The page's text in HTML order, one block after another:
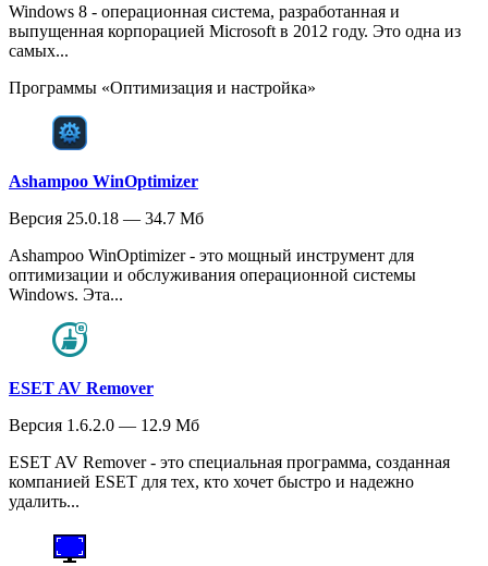
Windows 8 - операционная система, разработанная и
выпущенная корпорацией Microsoft в 2012 году. Это одна из
самых...
Программы «Оптимизация и настройка»
Ashampoo WinOptimizer
Версия 25.0.18 — 34.7 Мб
Ashampoo WinOptimizer - это мощный инструмент для
оптимизации и обслуживания операционной системы
Windows. Эта...
ESET AV Remover
Версия 1.6.2.0 — 12.9 Мб
ESET AV Remover - это специальная программа, созданная
компанией ESET для тех, кто хочет быстро и надежно
удалить...